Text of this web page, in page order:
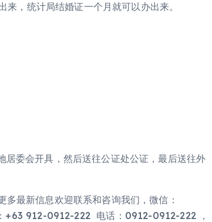
，统计局结婚证一个月就可以办出来。
委会开具，然后送往公证处公证，最后送往外
最新信息欢迎联系和咨询我们，微信：
912-0912-222 电话：0912-0912-222 ，